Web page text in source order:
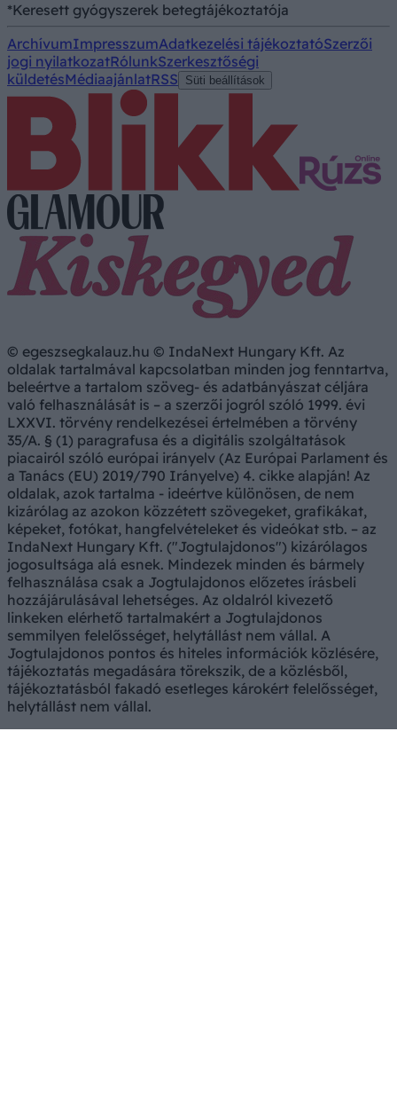
*Keresett gyógyszerek betegtájékoztatója
ArchívumImpresszumAdatkezelési tájékoztatóSzerzői
jogi nyilatkozatRólunkSzerkesztőségi
küldetésMédiaajánlatRSS Süti beállítások
© egeszsegkalauz.hu © IndaNext Hungary Kft. Az
oldalak tartalmával kapcsolatban minden jog fenntartva,
beleértve a tartalom szöveg- és adatbányászat céljára
való felhasználását is – a szerzői jogról szóló 1999. évi
LXXVI. törvény rendelkezései értelmében a törvény
35/A. § (1) paragrafusa és a digitális szolgáltatások
piacairól szóló európai irányelv (Az Európai Parlament és
a Tanács (EU) 2019/790 Irányelve) 4. cikke alapján! Az
oldalak, azok tartalma - ideértve különösen, de nem
kizárólag az azokon közzétett szövegeket, grafikákat,
képeket, fotókat, hangfelvételeket és videókat stb. – az
IndaNext Hungary Kft. ("Jogtulajdonos") kizárólagos
jogosultsága alá esnek. Mindezek minden és bármely
felhasználása csak a Jogtulajdonos előzetes írásbeli
hozzájárulásával lehetséges. Az oldalról kivezető
linkeken elérhető tartalmakért a Jogtulajdonos
semmilyen felelősséget, helytállást nem vállal. A
Jogtulajdonos pontos és hiteles információk közlésére,
tájékoztatás megadására törekszik, de a közlésből,
tájékoztatásból fakadó esetleges károkért felelősséget,
helytállást nem vállal.